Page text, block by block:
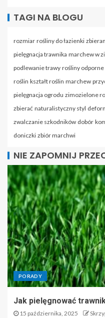
TAGI NA BLOGU
rozmiar rośliny do łazienki
pielęgnacja trawnika marchew w
podlewanie trawy rośliny odporne
roślin kształt roślin marchew
pielęgnacja ogrodu zimozielone
zbierać naturalistyczny styl
zwalczanie szkodników dobór
doniczki zbiór marchwi
NIE ZAPOMNIJ
PORADY
Jak pielęgnować
15 października, 2025